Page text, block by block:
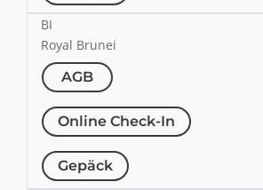
BI
Royal Brunei
AGB
Online Check-In
Gepäck